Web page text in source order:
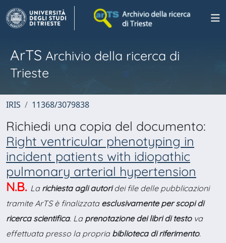
ArTS Archivio della ricerca di
Trieste
IRIS 11368/3079838
Richiedi una copia del documento:
Right ventricular phenotyping in
incident patients with idiopathic
pulmonary arterial hypertension
N.B. La richiesta agli autoridei file delle pubblicazioni
tramite ArTS è finalizzata esclusivamente per scopi di
ricerca scientifica. La prenotazione dei libri di testova
effettuata presso la propria biblioteca di riferimento.